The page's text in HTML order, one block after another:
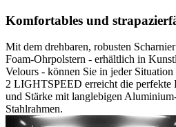
Komfortables und
Mit dem drehbaren, robusten
Foam-Ohrpolstern - erhältlich in
Velours - können Sie in jeder
2 LIGHTSPEED erreicht die perfekte
und Stärke mit langlebigen
Stahlrahmen.